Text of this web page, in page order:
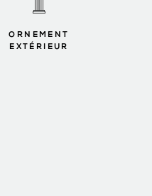
ORNEMENT
EXTÉRIEUR